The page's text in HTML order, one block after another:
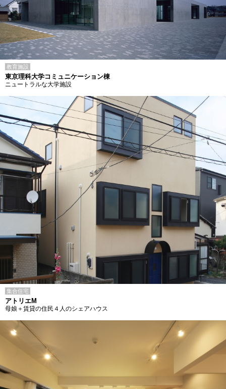
教育施設
東京理科大学コミュニケーション棟
ニュートラルな大学施設
集合住宅
アトリエM
母娘＋賃貸の住民４人のシェアハウス